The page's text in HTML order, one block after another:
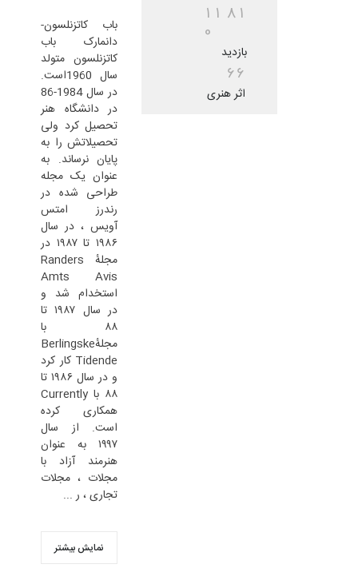
1 1 81
0
بازدید
66
اثر هنری
باب کاتزنلسون-
دانمارک باب
کاتزنلسون متولد
سال 1960است.
در سال 1984-86
در دانشگاه هنر
تحصیل کرد ولی
تحصیلاتش را به
پایان نرساند. به
عنوان یک مجله
طراحی شده در
رندرز امتس
آویس ، در سال
۱۹۸۶ تا ۱۹۸۷ در
مجلهٔ Randers
Amts Avis
استخدام شد و
در سال ۱۹۸۷ تا
۸۸ با
مجلهٔBerlingske
Tidende کار کرد
و در سال ۱۹۸۶ تا
۸۸ با Currently
همکاری کرده
است. از سال
۱۹۹۷ به عنوان
هنرمند آزاد با
مجلات ، مجلات
تجاری ، ر ...
نمایش بیشتر